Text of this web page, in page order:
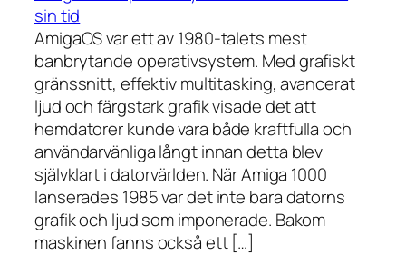
sin tid
AmigaOS var ett av 1980-talets mest
banbrytande operativsystem. Med grafiskt
gränssnitt, effektiv multitasking, avancerat
ljud och färgstark grafik visade det att
hemdatorer kunde vara både kraftfulla och
användarvänliga långt innan detta blev
självklart i datorvärlden. När Amiga 1000
lanserades 1985 var det inte bara datorns
grafik och ljud som imponerade. Bakom
maskinen fanns också ett […]